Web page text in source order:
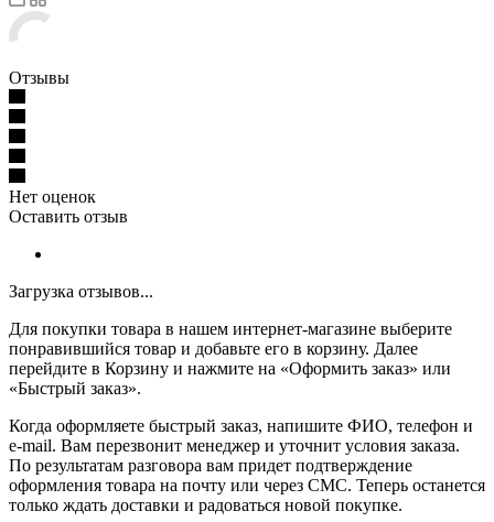
Отзывы
Нет оценок
Оставить отзыв
Загрузка отзывов...
Для покупки товара в нашем интернет-магазине выберите
понравившийся товар и добавьте его в корзину. Далее
перейдите в Корзину и нажмите на «Оформить заказ» или
«Быстрый заказ».
Когда оформляете быстрый заказ, напишите ФИО, телефон и
e-mail. Вам перезвонит менеджер и уточнит условия заказа.
По результатам разговора вам придет подтверждение
оформления товара на почту или через СМС. Теперь останется
только ждать доставки и радоваться новой покупке.